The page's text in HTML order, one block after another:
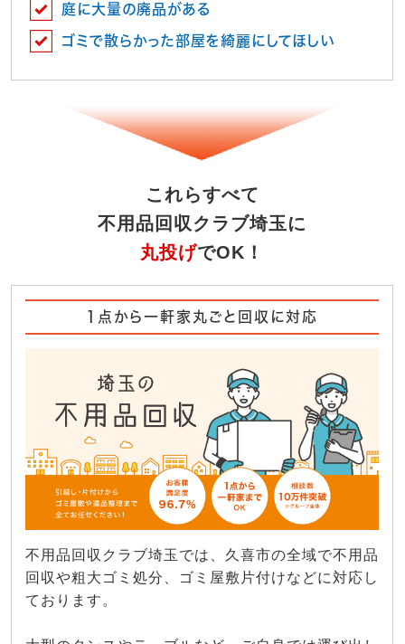
庭に大量の廃品がある
ゴミで散らかった部屋を綺麗にしてほしい
これらすべて
不用品回収クラブ埼玉に
丸投げでOK！
1点から一軒家丸ごと回収に対応
不用品回収クラブ埼玉では、久喜市の全域で不用品
回収や粗大ゴミ処分、ゴミ屋敷片付けなどに対応し
ております。